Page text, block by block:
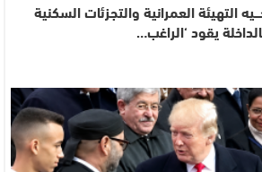
التهيئة العمرانية والتجزئات السكنية
يقود ‘الراغب…